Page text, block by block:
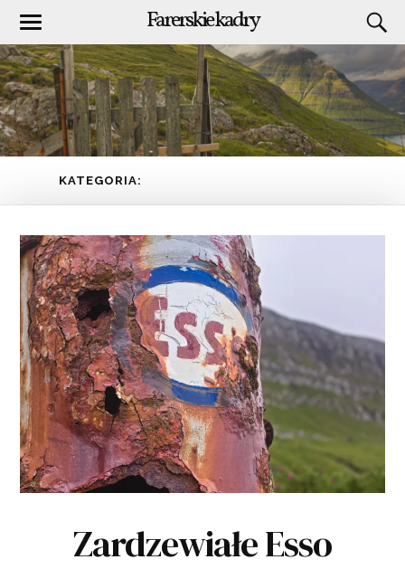
Farerskie kadry
KATEGORIA:
Zardzewiałe Esso